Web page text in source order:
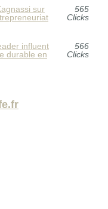
sur
565
Clicks
influent
durable en
566
Clicks